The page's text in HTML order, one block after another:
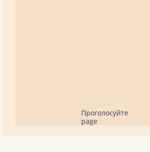
Проголосуйте
page